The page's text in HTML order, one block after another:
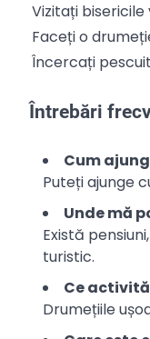
Vizitați bisericile
Faceți o
Încercați
Întrebări
Cum
Puteți ajunge
Unde mă
Există
turistic.
Ce
Drumețiile